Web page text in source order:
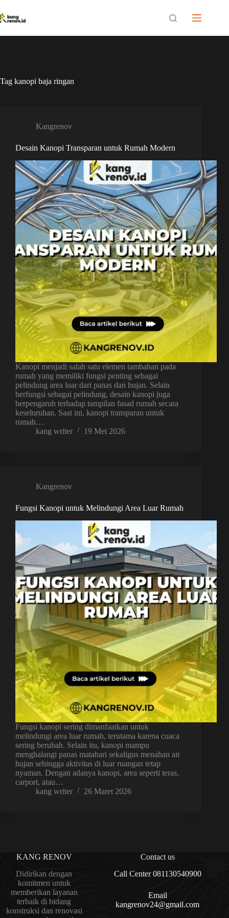
to
content
Tag kanopi baja ringan
Kangrenov
Desain Kanopi Transparan untuk Rumah Modern
Kanopi menjadi salah satu elemen tambahan pada
rumah yang memiliki fungsi penting sebagai
pelindung area luar dari panas dan hujan. Selain
berfungsi sebagai pelindung, desain kanopi juga
berpengaruh terhadap tampilan fasad rumah secara
keseluruhan. Saat ini, kanopi transparan untuk
rumah…
kang writer
19 Mei 2026
Kangrenov
Fungsi Kanopi untuk Melindungi Area Luar Rumah
Fungsi kanopi sering dimanfaatkan untuk
melindungi area luar rumah, terutama karena cuaca
sering berubah. Selain itu, kanopi mampu
menghalangi panas matahari sekaligus menahan air
hujan sehingga aktivitas di luar ruangan tetap
nyaman. Dengan adanya kanopi, area seperti teras,
carport, atau…
kang writer
26 Maret 2026
KANG RENOV
Didirikan dengan
komitmen untuk
memberikan layanan
terbaik di bidang
konstruksi dan renovasi
Contact us
Call Center 081130540900
Email
kangrenov24@gmail.com